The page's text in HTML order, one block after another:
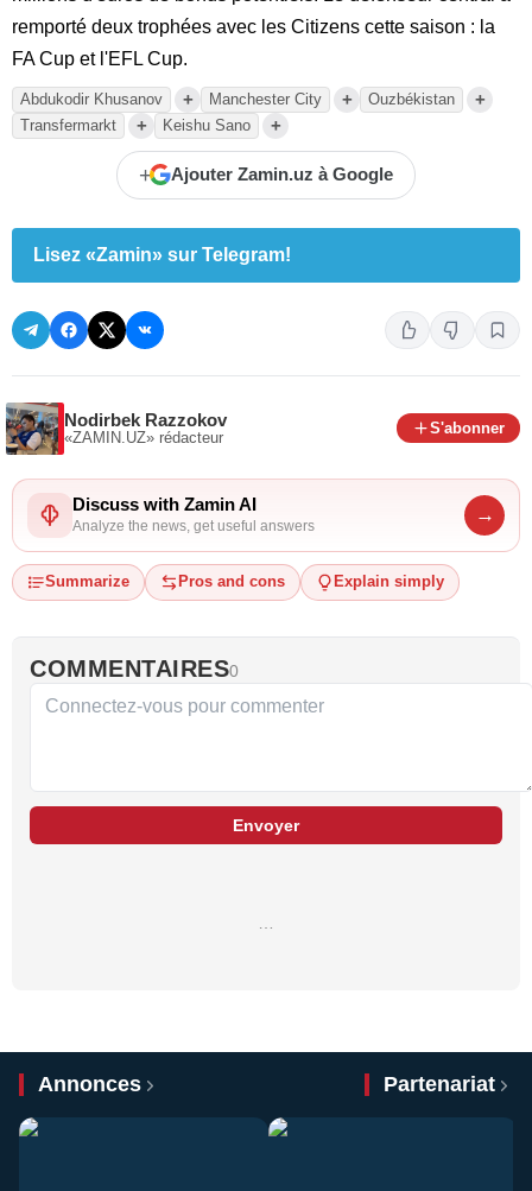
remporté deux trophées avec les Citizens cette saison : la
FA Cup et l'EFL Cup.
Abdukodir Khusanov + Manchester City + Ouzbékistan +
Transfermarkt + Keishu Sano +
+ Ajouter Zamin.uz à Google
Lisez «Zamin» sur Telegram!
Nodirbek Razzokov
«ZAMIN.UZ» rédacteur
S'abonner
Discuss with Zamin AI
Analyze the news, get useful answers
→
Summarize Pros and cons Explain simply
COMMENTAIRES0
Envoyer
Annonces Partenariat